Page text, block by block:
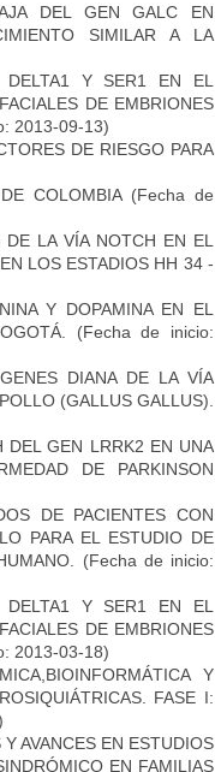
DEL GEN GALC EN
SIMILAR A LA
DELTA1 Y SER1 EN EL
DE EMBRIONES
2013-09-13)
DE RIESGO PARA
COLOMBIA(Fecha de
LA VÍA NOTCH EN EL
LOS ESTADIOS HH 34 -
Y DOPAMINA EN EL
(Fecha de inicio:
DIANA DE LA VÍA
(GALLUS GALLUS).
DEL GEN LRRK2 EN UNA
DE PARKINSON
DE PACIENTES CON
PARA EL ESTUDIO DE
(Fecha de inicio:
DELTA1 Y SER1 EN EL
DE EMBRIONES
2013-03-18)
Y
FASE I:
AVANCES EN ESTUDIOS
EN FAMILIAS